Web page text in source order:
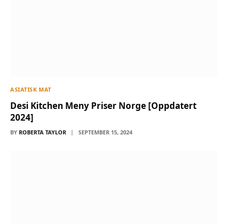
ASIATISK MAT
Desi Kitchen Meny Priser Norge [Oppdatert
2024]
BY ROBERTA TAYLOR SEPTEMBER 15, 2024